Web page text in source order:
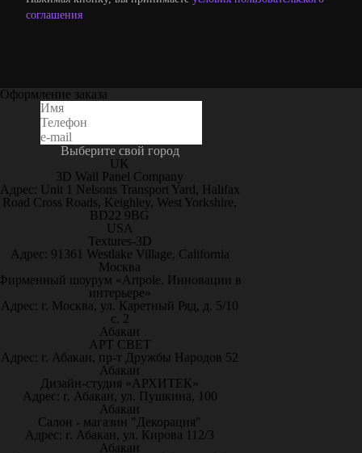
соглашения
Оформление заказа
Выберите свой город
UK
3D Wall Panel Company
Адрес: Unit 1 Nelsons Transport Yard, Halifax
Road Cross Roads, Keighley, West Yorkshire,
BD22 9BG
USA
Textures-3D
Адрес: 91361 Westlake Village, California
Москва
шоурум «Artpole. Инновации в
интерьере»
Адрес: г. Москва, ул. Каретный Ряд, д. 5/10
с. 2
Абакан
АРТ СВЕТ
Адрес: г. Абакан, пр-т Дружбы Народов 52
Абакан
Дизайн-студия «АРХИТЕК»
Адрес: г. Абакан, ул. Пушкина, 100
Абакан
Салон - магазин "Декорация"
Адрес: г. Абакан, ул. Кирова 112/3
Абакан